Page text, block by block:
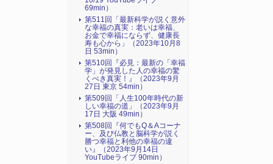
69min）
第511回「最新科学が説く意外
な幸福の真実：老いは幸福、
お金で幸福にならず、健康長
寿も心から」（2023年10月8
日 53min）
第510回『必見：最新の「幸福
学」が発見した人の幸福の驚
くべき真実！』（2023年9月
27日 東京 54min）
第509回「人生100年時代の新
しい幸福の道」（2023年9月
17日 大阪 49min）
第508回『何でもQ＆Aコーナ
ー、及び仏教と脳科学が説く
勝つ幸福と利他の幸福の違
い』（2023年9月14日
YouTubeライブ 90min）